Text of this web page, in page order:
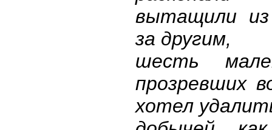
вытащили
за другим,
шесть
прозревших
хотел